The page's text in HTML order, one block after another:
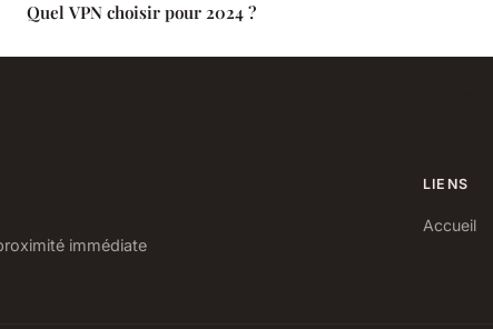
Quel VPN choisir pour 2024 ?
immédiate
LIENS
Accueil